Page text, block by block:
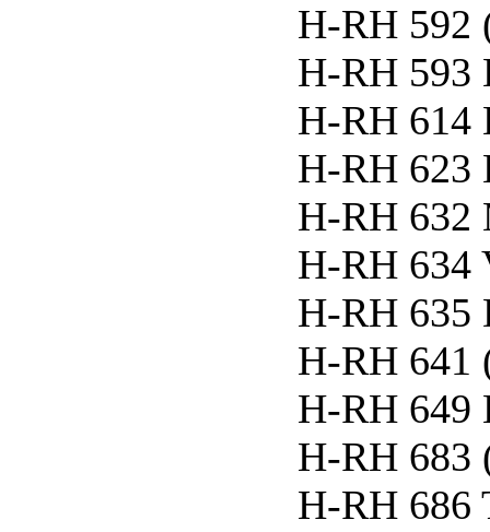
H-RH 592
H-RH 593
H-RH 614
H-RH 623
H-RH 632
H-RH 634
H-RH 635
H-RH 641
H-RH 649
H-RH 683
H-RH 686